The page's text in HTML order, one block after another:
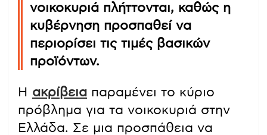
νοικοκυριά πλήττονται, καθώς η
κυβέρνηση προσπαθεί να
περιορίσει τις τιμές βασικών
προϊόντων.
Η ακρίβεια παραμένει το κύριο
πρόβλημα για τα νοικοκυριά στην
Ελλάδα. Σε μια προσπάθεια να